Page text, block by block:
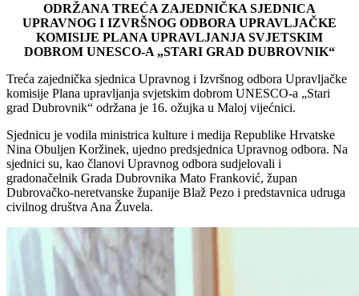
ODRŽANA TREĆA ZAJEDNIČKA SJEDNICA
UPRAVNOG I IZVRŠNOG ODBORA UPRAVLJAČKE
KOMISIJE PLANA UPRAVLJANJA SVJETSKIM
DOBROM UNESCO-A „STARI GRAD DUBROVNIK“
Treća zajednička sjednica Upravnog i Izvršnog odbora Upravljačke
komisije Plana upravljanja svjetskim dobrom UNESCO-a „Stari
grad Dubrovnik“ održana je 16. ožujka u Maloj vijećnici.
Sjednicu je vodila ministrica kulture i medija Republike Hrvatske
Nina Obuljen Koržinek, ujedno predsjednica Upravnog odbora. Na
sjednici su, kao članovi Upravnog odbora sudjelovali i
gradonačelnik Grada Dubrovnika Mato Franković, župan
Dubrovačko-neretvanske županije Blaž Pezo i predstavnica udruga
civilnog društva Ana Žuvela.